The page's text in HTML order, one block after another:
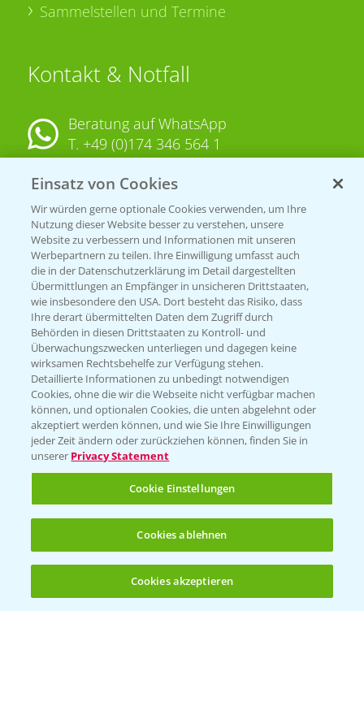
(noch 4)
Sammelstellen und Termine
Kontakt & Notfall
Beratung auf WhatsApp
T. +49 (0)174 346 564 1
KONTAKT
Hilfe in Notfällen
T.+49 (0)214/30-20220
Folgen Sie uns
Allgemeine Nutzungsbedingungen
Datenschutzerklärung
Impressum
Gebrauchshinweise
© Bayer CropScience Deutschland GmbH
Einsatz von Cookies
Wir würden gerne optionale Cookies verwenden, um Ihre
Nutzung dieser Website besser zu verstehen, unsere
Website zu verbessern und Informationen mit unseren
Werbepartnern zu teilen. Ihre Einwilligung umfasst auch
die in der Datenschutzerklärung im Detail dargestellten
Übermittlungen an Empfänger in unsicheren Drittstaaten,
wie insbesondere den USA. Dort besteht das Risiko, dass
Ihre derart übermittelten Daten dem Zugriff durch
Behörden in diesen Drittstaaten zu Kontroll- und
Überwachungszwecken unterliegen und dagegen keine
wirksamen Rechtsbehelfe zur Verfügung stehen.
Detaillierte Informationen zu unbedingt notwendigen
Cookies, ohne die wir die Webseite nicht verfügbar machen
können, und optionalen Cookies, die unten abgelehnt oder
akzeptiert werden können, und wie Sie Ihre Einwilligungen
jeder Zeit ändern oder zurückziehen können, finden Sie in
unserer Privacy Statement
Cookie Einstellungen
Cookies ablehnen
Cookies akzeptieren